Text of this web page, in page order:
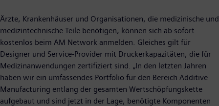
Ärzte, Krankenhäuser und Organisationen, die medizinische und
medizintechnische Teile benötigen, können sich ab sofort
kostenlos beim AM Network anmelden. Gleiches gilt für
Designer und Service-Provider mit Druckerkapazitäten, die für
Medizinanwendungen zertifiziert sind. „In den letzten Jahren
haben wir ein umfassendes Portfolio für den Bereich Additive
Manufacturing entlang der gesamten Wertschöpfungskette
aufgebaut und sind jetzt in der Lage, benötigte Komponenten